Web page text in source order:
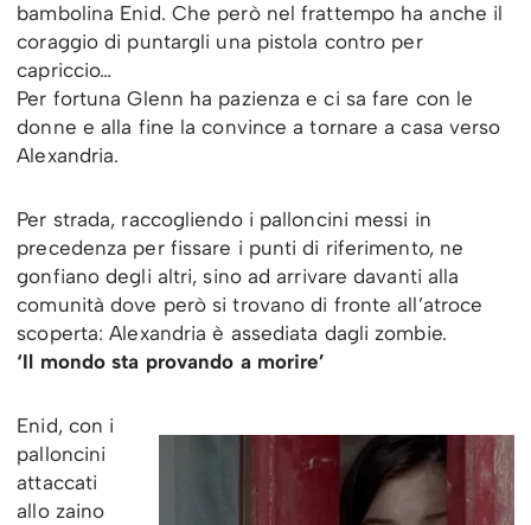
bambolina Enid. Che però nel frattempo ha anche il
coraggio di puntargli una pistola contro per
capriccio…
Per fortuna Glenn ha pazienza e ci sa fare con le
donne e alla fine la convince a tornare a casa verso
Alexandria.
Per strada, raccogliendo i palloncini messi in
precedenza per fissare i punti di riferimento, ne
gonfiano degli altri, sino ad arrivare davanti alla
comunità dove però si trovano di fronte all’atroce
scoperta: Alexandria è assediata dagli zombie.
‘Il mondo sta provando a morire’
Enid, con i
palloncini
attaccati
allo zaino